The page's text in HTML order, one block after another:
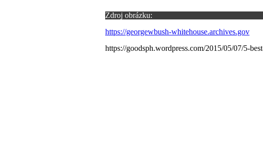
Zdroj obrázku:
https://georgewbush-whitehouse.archives.gov
https://goodsph.wordpress.com/2015/05/07/5-